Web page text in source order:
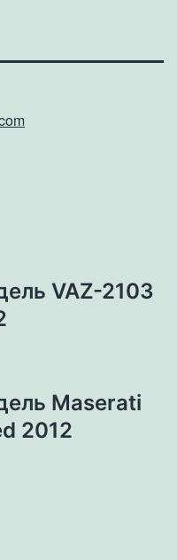
VAZ-2103
Maserati
2012